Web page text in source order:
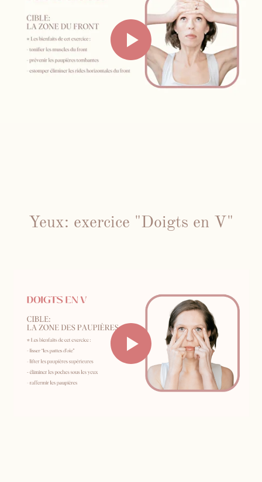
Yeux: exercice "Doigts en V"